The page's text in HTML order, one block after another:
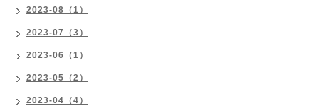
2023-08（1）
2023-07（3）
2023-06（1）
2023-05（2）
2023-04（4）